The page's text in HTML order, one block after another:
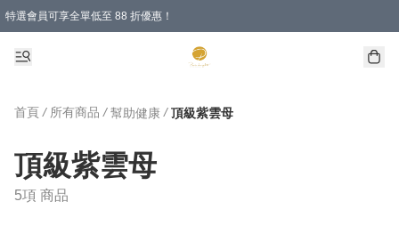
特選會員可享全單低至 88 折優惠！
購物滿 HKD 1000.00即享免運費優惠！（適用於 特定的送貨方式 )
首頁 / 所有商品 / 幫助健康 / 頂級紫雲母
頂級紫雲母
5項 商品